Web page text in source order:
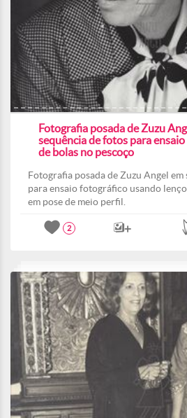
Fotografia posada de Zuzu
sequência de fotos para
de bolas no pescoço
Fotografia posada de Zuzu Angel
para ensaio fotográfico usando
em pose de meio perfil.
2